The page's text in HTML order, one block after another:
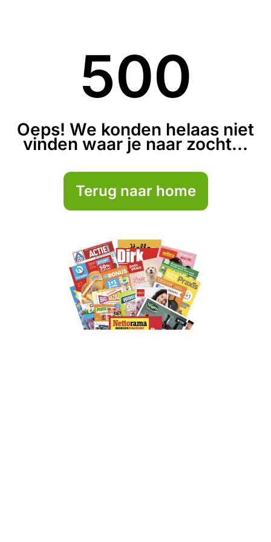
500
Oeps! We konden helaas niet
vinden waar je naar zocht...
Terug naar home